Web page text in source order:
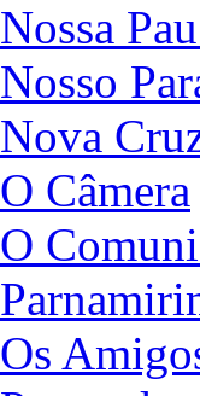
Nossa
Nosso
Nova
O Câmera
O
Os